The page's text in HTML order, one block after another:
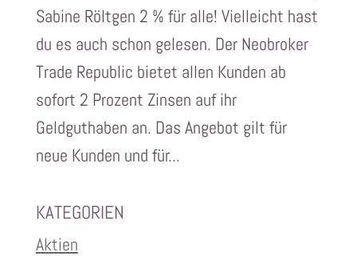
Sabine Röltgen 2 % für alle! Vielleicht hast
du es auch schon gelesen. Der Neobroker
Trade Republic bietet allen Kunden ab
sofort 2 Prozent Zinsen auf ihr
Geldguthaben an. Das Angebot gilt für
neue Kunden und für...
KATEGORIEN
Aktien